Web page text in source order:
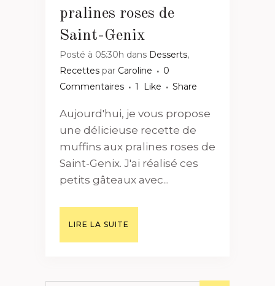
pralines roses de
Saint-Genix
Posté à 05:30h dans Desserts,
Recettes par Caroline
0
Commentaires
1 Like Share
Aujourd'hui, je vous propose
une délicieuse recette de
muffins aux pralines roses de
Saint-Genix. J'ai réalisé ces
petits gâteaux avec...
LIRE LA SUITE